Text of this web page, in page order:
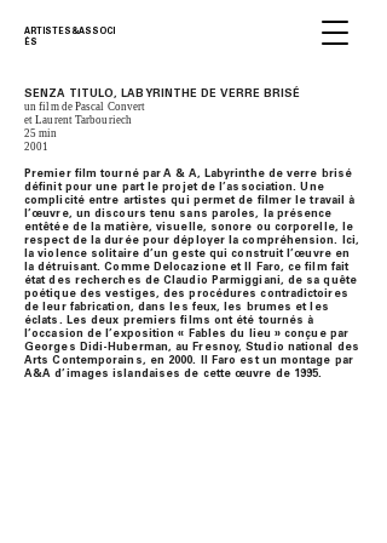
ARTISTES&ASSOCI
ÉS
SENZA TITULO, LABYRINTHE DE VERRE BRISÉ
un film de Pascal Convert
et Laurent Tarbouriech
25 min
2001
Premier film tourné par A & A, Labyrinthe de verre brisé
définit pour une part le projet de l’association. Une
complicité entre artistes qui permet de filmer le travail à
l’œuvre, un discours tenu sans paroles, la présence
entêtée de la matière, visuelle, sonore ou corporelle, le
respect de la durée pour déployer la compréhension. Ici,
la violence solitaire d’un geste qui construit l’œuvre en
la détruisant. Comme Delocazione et Il Faro, ce film fait
état des recherches de Claudio Parmiggiani, de sa quête
poétique des vestiges, des procédures contradictoires
de leur fabrication, dans les feux, les brumes et les
éclats. Les deux premiers films ont été tournés à
l’occasion de l’exposition « Fables du lieu » conçue par
Georges Didi-Huberman, au Fresnoy, Studio national des
Arts Contemporains, en 2000. Il Faro est un montage par
A&A d’images islandaises de cette œuvre de 1995.